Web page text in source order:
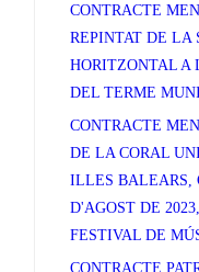
CONTRACTE
REPINTAT DE LA
HORITZONTAL A
DEL TERME
CONTRACTE
DE LA CORAL
ILLES BALEARS,
D'AGOST DE
FESTIVAL DE
CONTRACTE